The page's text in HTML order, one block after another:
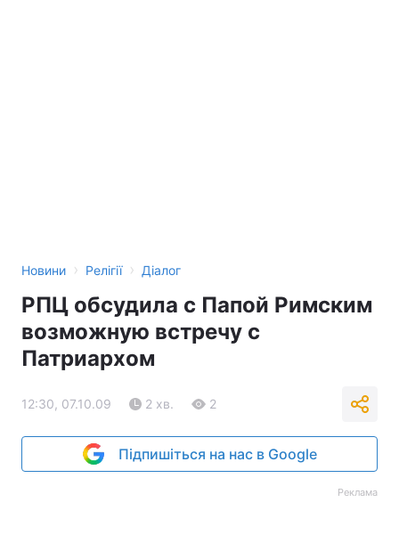
Новини › Релігії › Діалог
РПЦ обсудила с Папой Римским
возможную встречу с
Патриархом
12:30, 07.10.09 2 хв. 2
Підпишіться на нас в Google
Реклама